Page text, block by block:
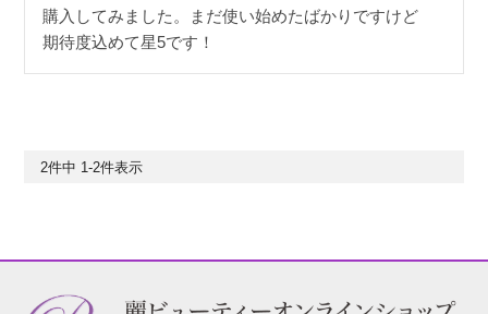
購入してみました。まだ使い始めたばかりですけど
期待度込めて星5です！
2件中 1-2件表示